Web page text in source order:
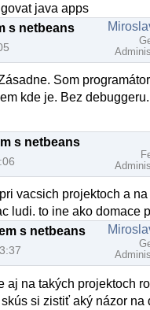
java apps
s netbeans
Som
kde je. Bez debuggeru.
s netbeans
vacsich projektoch a
ludi. to ine ako domace
s netbeans
aj na takých projektoch
si zistiť aký názor na